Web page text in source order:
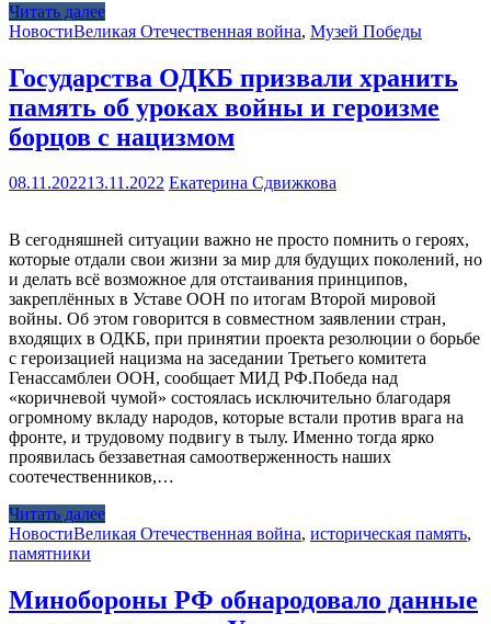
Читать далее
НовостиВеликая Отечественная война, Музей Победы
Государства ОДКБ призвали хранить
память об уроках войны и героизме
борцов с нацизмом
08.11.202213.11.2022 Екатерина Сдвижкова
В сегодняшней ситуации важно не просто помнить о героях,
которые отдали свои жизни за мир для будущих поколений, но
и делать всё возможное для отстаивания принципов,
закреплённых в Уставе ООН по итогам Второй мировой
войны. Об этом говорится в совместном заявлении стран,
входящих в ОДКБ, при принятии проекта резолюции о борьбе
с героизацией нацизма на заседании Третьего комитета
Генассамблеи ООН, сообщает МИД РФ.Победа над
«коричневой чумой» состоялась исключительно благодаря
огромному вкладу народов, которые встали против врага на
фронте, и трудовому подвигу в тылу. Именно тогда ярко
проявилась беззаветная самоотверженность наших
соотечественников,…
Читать далее
НовостиВеликая Отечественная война, историческая память,
памятники
Минобороны РФ обнародовало данные